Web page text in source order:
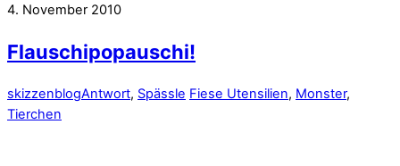
4. November 2010
Flauschipopauschi!
skizzenblogAntwort, Spässle Fiese Utensilien, Monster,
Tierchen